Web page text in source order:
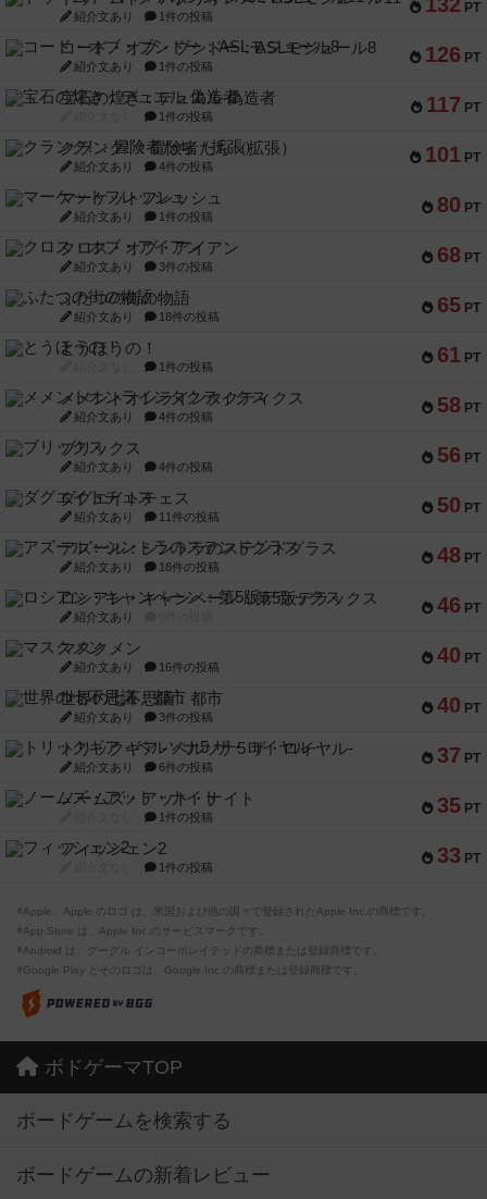
PT
紹介文あり 1件の投稿
126 PT
コード・オブ・ブシドー：ASLモジュール8
紹介文あり 1件の投稿
117 PT
宝石の煌き：デュエル 偽造者
1件の投稿
101 PT
クランク! ：冒険者たち（拡張）
紹介文あり 4件の投稿
80 PT
マーケットフレッシュ
紹介文あり 1件の投稿
68 PT
クロス・オブ・アイアン
紹介文あり 3件の投稿
65 PT
ふたつの街の物語
紹介文あり 18件の投稿
61 PT
とうほうの！
1件の投稿
58 PT
メメントオンラインタクティクス
紹介文あり 4件の投稿
56 PT
ブリックス
紹介文あり 4件の投稿
50 PT
ダグエイトチェス
紹介文あり 11件の投稿
48 PT
アズール：シントラのステンドグラス
紹介文あり 18件の投稿
46 PT
ロシアン・キャンペーン：第5版デラックス
紹介文あり
40 PT
マスクメン
紹介文あり 16件の投稿
40 PT
世界の七不思議：都市
紹介文あり 3件の投稿
37 PT
トリックギア - ペルソナ5 ザ・ロイヤル-
紹介文あり 6件の投稿
35 PT
ノームズ・アット・ナイト
1件の投稿
33 PT
フィッシェン2
1件の投稿
※Apple、Apple のロゴ は、米国および他の国々で登録されたApple Inc.の商標です。
※App Store は、Apple Inc.のサービスマークです。
※Android は、グーグル インコーポレイテッドの商標または登録商標です。
※Google Play とそのロゴは、Google Inc.の商標または登録商標です。
ボドゲーマTOP
ボードゲームを検索する
ボードゲームの新着レビュー